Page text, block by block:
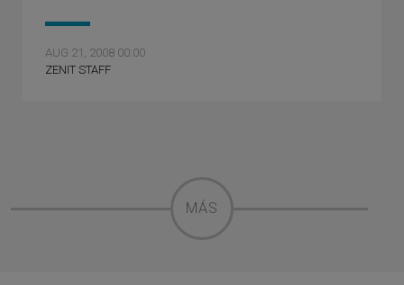
AUG 21, 2008 00:00
ZENIT STAFF
MÁS